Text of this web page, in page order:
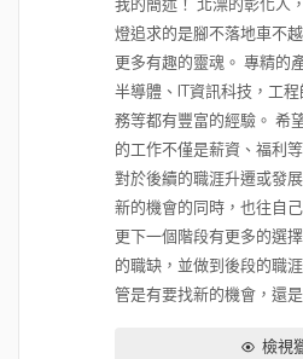
我的簡述！ 北漂的彰化人
燈追求的是腳不落地車不
更多有趣的靈魂。 專精的
半導體、IT資訊科技，工
務等都有豐富的經驗。 希
的工作不僅是薪資、福利
對於後續的職涯升遷或發
新的機會的同時，也往自
更下一個階段有更多的選
的職缺，並做到後段的職
管是有要找新的機會，還
檢視